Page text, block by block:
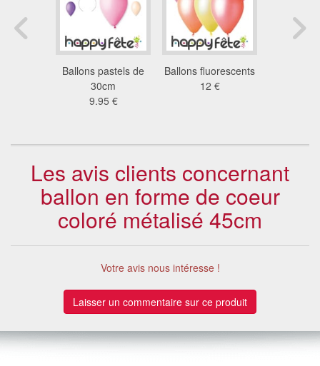
Ballons pastels de
30cm
9.95 €
Ballons fluorescents
12 €
Les avis clients concernant
ballon en forme de coeur
coloré métalisé 45cm
Votre avis nous intéresse !
Laisser un commentaire sur ce produit